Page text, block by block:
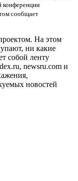
конференции
сообщает
На этом
ни какие
собой ленту
newsru.com и
новостей